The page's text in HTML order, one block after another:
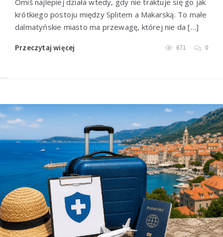
Przeczytaj więcej
Tribunj – dalmatyńskie
miasteczko w Chorwacji, które
warto odkryć przed tłumami
Przeczytaj więcej
krótkiego postoju między Splitem a Makarską. To małe
dalmatyńskie miasto ma przewagę, której nie da […]
Przeczytaj więcej 671 0